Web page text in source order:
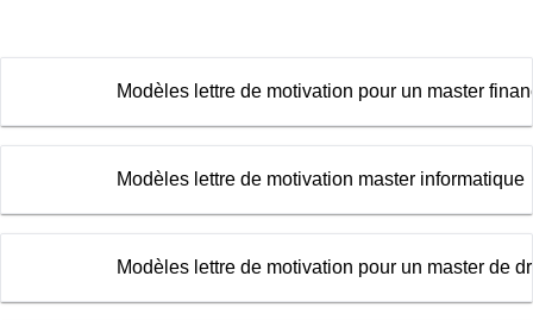
Modèles lettre de motivation pour un master
Modèles lettre de motivation master informatique
Modèles lettre de motivation pour un master de